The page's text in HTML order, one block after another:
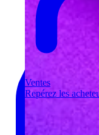
Ventes
Repérez les